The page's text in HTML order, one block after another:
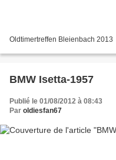
Oldtimertreffen Bleienbach 2013
BMW Isetta-1957
Publié le 01/08/2012 à 08:43
Par oldiesfan67